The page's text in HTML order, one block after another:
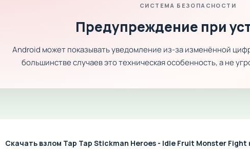
СИСТЕМА БЕЗОПАСНОСТИ
Предупреждение при
Android может показывать уведомление из-за изменённой
большинстве случаев это техническая особенность, а не
Скачать взлом Tap Tap Stickman Heroes - Idle Fruit Monster